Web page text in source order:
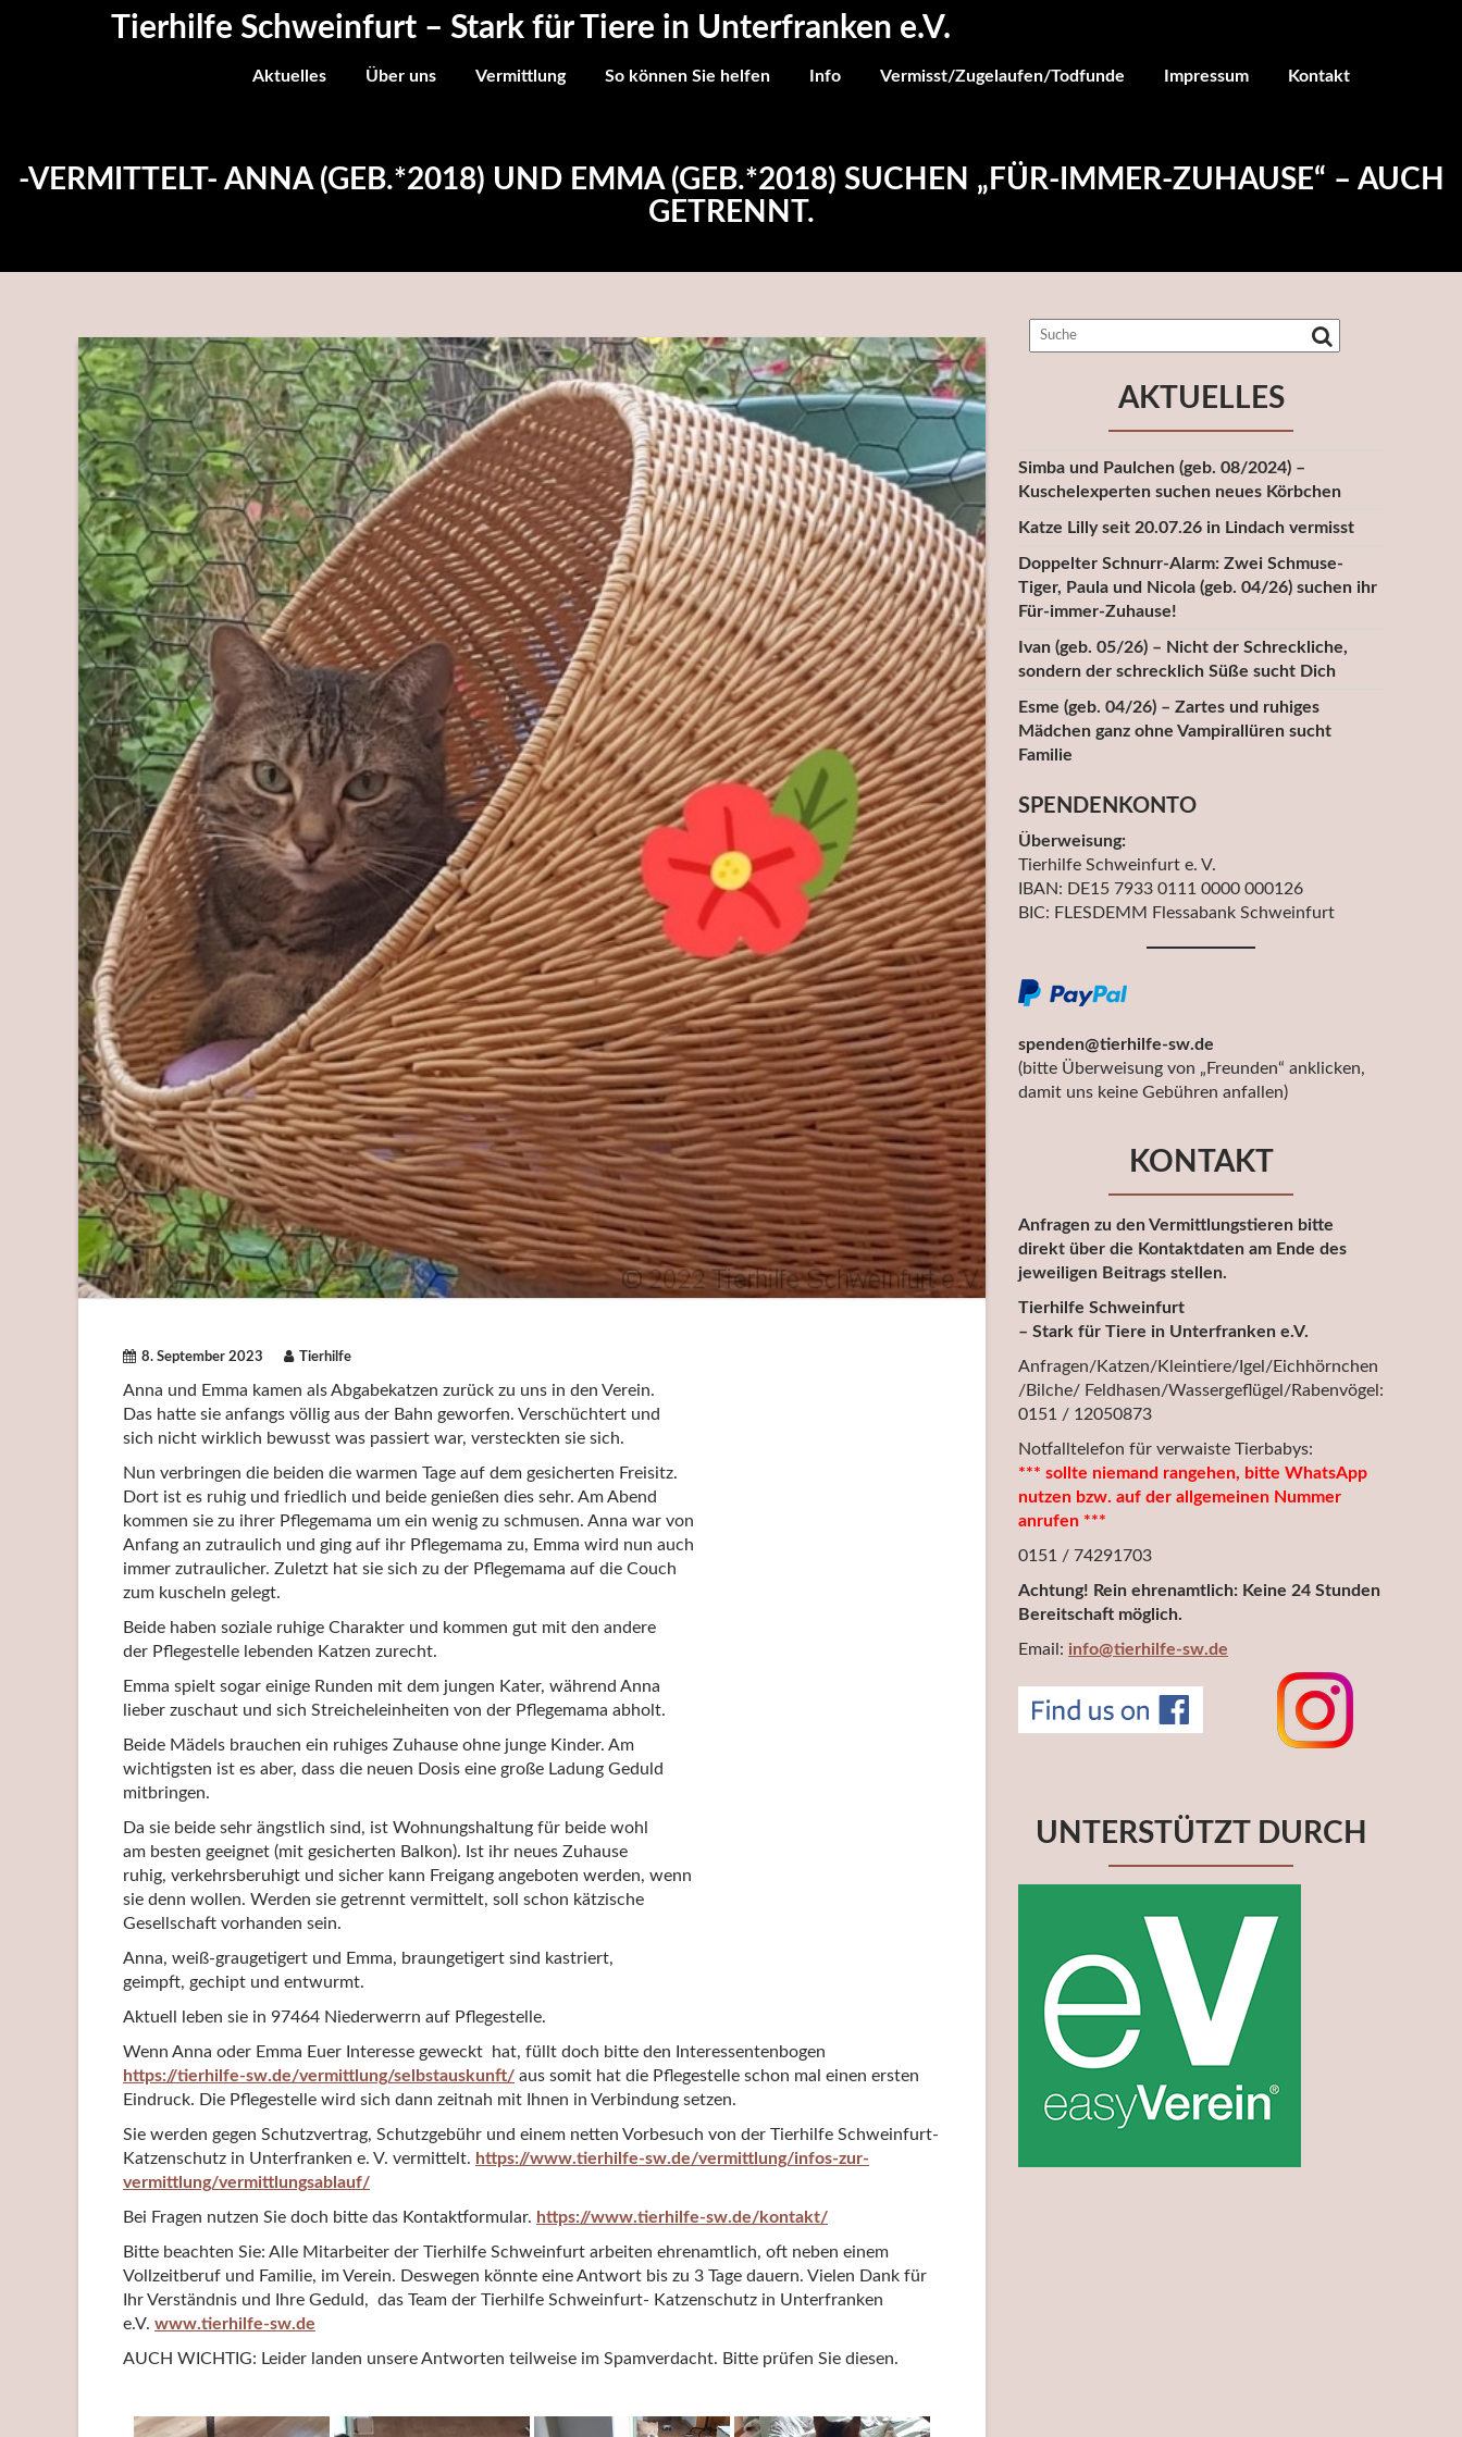
Tierhilfe Schweinfurt – Stark für Tiere in Unterfranken e.V.
Aktuelles Über uns Vermittlung So können Sie helfen Info Vermisst/Zugelaufen/Todfunde Impressum Kontakt
-VERMITTELT- ANNA (GEB.*2018) UND EMMA (GEB.*2018) SUCHEN „FÜR-IMMER-ZUHAUSE“ – AUCH
GETRENNT.
8. September 2023 Tierhilfe
Anna und Emma kamen als Abgabekatzen zurück zu uns in den Verein.
Das hatte sie anfangs völlig aus der Bahn geworfen. Verschüchtert und
sich nicht wirklich bewusst was passiert war, versteckten sie sich.
Nun verbringen die beiden die warmen Tage auf dem gesicherten Freisitz.
Dort ist es ruhig und friedlich und beide genießen dies sehr. Am Abend
kommen sie zu ihrer Pflegemama um ein wenig zu schmusen. Anna war von
Anfang an zutraulich und ging auf ihr Pflegemama zu, Emma wird nun auch
immer zutraulicher. Zuletzt hat sie sich zu der Pflegemama auf die Couch
zum kuscheln gelegt.
Beide haben soziale ruhige Charakter und kommen gut mit den andere
der Pflegestelle lebenden Katzen zurecht.
Emma spielt sogar einige Runden mit dem jungen Kater, während Anna
lieber zuschaut und sich Streicheleinheiten von der Pflegemama abholt.
Beide Mädels brauchen ein ruhiges Zuhause ohne junge Kinder. Am
wichtigsten ist es aber, dass die neuen Dosis eine große Ladung Geduld
mitbringen.
Da sie beide sehr ängstlich sind, ist Wohnungshaltung für beide wohl
am besten geeignet (mit gesicherten Balkon). Ist ihr neues Zuhause
ruhig, verkehrsberuhigt und sicher kann Freigang angeboten werden, wenn
sie denn wollen. Werden sie getrennt vermittelt, soll schon kätzische
Gesellschaft vorhanden sein.
Anna, weiß-graugetigert und Emma, braungetigert sind kastriert,
geimpft, gechipt und entwurmt.
Aktuell leben sie in 97464 Niederwerrn auf Pflegestelle.
Wenn Anna oder Emma Euer Interesse geweckt hat, füllt doch bitte den Interessentenbogen
https://tierhilfe-sw.de/vermittlung/selbstauskunft/ aus somit hat die Pflegestelle schon mal einen ersten
Eindruck. Die Pflegestelle wird sich dann zeitnah mit Ihnen in Verbindung setzen.
Sie werden gegen Schutzvertrag, Schutzgebühr und einem netten Vorbesuch von der Tierhilfe Schweinfurt-
Katzenschutz in Unterfranken e. V. vermittelt. https://www.tierhilfe-sw.de/vermittlung/infos-zur-
vermittlung/vermittlungsablauf/
Bei Fragen nutzen Sie doch bitte das Kontaktformular. https://www.tierhilfe-sw.de/kontakt/
Bitte beachten Sie: Alle Mitarbeiter der Tierhilfe Schweinfurt arbeiten ehrenamtlich, oft neben einem
Vollzeitberuf und Familie, im Verein. Deswegen könnte eine Antwort bis zu 3 Tage dauern. Vielen Dank für
Ihr Verständnis und Ihre Geduld, das Team der Tierhilfe Schweinfurt- Katzenschutz in Unterfranken
e.V. www.tierhilfe-sw.de
AUCH WICHTIG: Leider landen unsere Antworten teilweise im Spamverdacht. Bitte prüfen Sie diesen.
AKTUELLES
Simba und Paulchen (geb. 08/2024) –
Kuschelexperten suchen neues Körbchen
Katze Lilly seit 20.07.26 in Lindach vermisst
Doppelter Schnurr-Alarm: Zwei Schmuse-
Tiger, Paula und Nicola (geb. 04/26) suchen ihr
Für-immer-Zuhause!
Ivan (geb. 05/26) – Nicht der Schreckliche,
sondern der schrecklich Süße sucht Dich
Esme (geb. 04/26) – Zartes und ruhiges
Mädchen ganz ohne Vampirallüren sucht
Familie
SPENDENKONTO
Überweisung:
Tierhilfe Schweinfurt e. V.
IBAN: DE15 7933 0111 0000 000126
BIC: FLESDEMM Flessabank Schweinfurt
spenden@tierhilfe-sw.de
(bitte Überweisung von „Freunden“ anklicken,
damit uns keine Gebühren anfallen)
KONTAKT
Anfragen zu den Vermittlungstieren bitte
direkt über die Kontaktdaten am Ende des
jeweiligen Beitrags stellen.
Tierhilfe Schweinfurt
– Stark für Tiere in Unterfranken e.V.
Anfragen/Katzen/Kleintiere/Igel/Eichhörnchen
/Bilche/ Feldhasen/Wassergeflügel/Rabenvögel:
0151 / 12050873
Notfalltelefon für verwaiste Tierbabys:
*** sollte niemand rangehen, bitte WhatsApp
nutzen bzw. auf der allgemeinen Nummer
anrufen ***
0151 / 74291703
Achtung! Rein ehrenamtlich: Keine 24 Stunden
Bereitschaft möglich.
Email: info@tierhilfe-sw.de
UNTERSTÜTZT DURCH